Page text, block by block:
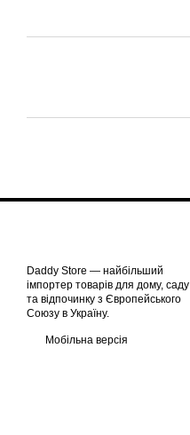
Daddy Store — найбільший
імпортер товарів для дому, саду
та відпочинку з Європейського
Союзу в Україну.
Мобільна версія